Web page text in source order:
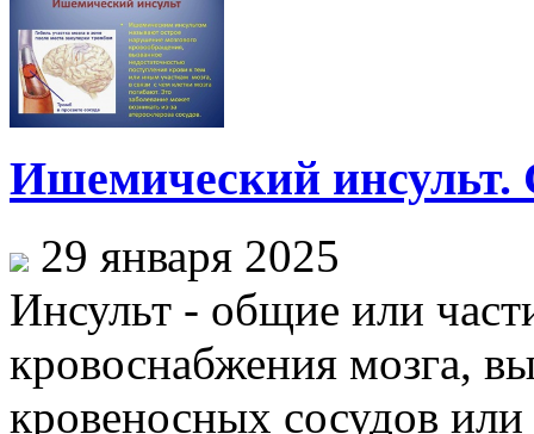
Ишемический
29 января 2025
Инсульт - общие или
кровоснабжения мозга,
кровеносных сосудов